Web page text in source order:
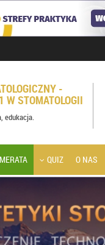
-
W STOMATOLOGII
edukacja.
QUIZ O NAS